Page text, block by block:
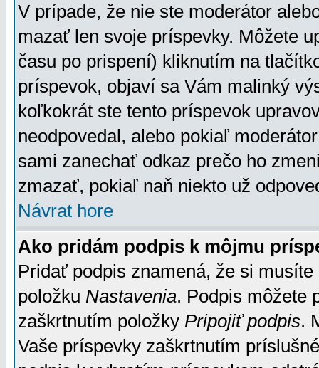
V prípade, že nie ste moderátor
mazať len svoje príspevky. Môžete
času po prispení) kliknutím na
príspevok, objaví sa Vám malinký
koľkokrát ste tento príspevok
neodpovedal, alebo pokiaľ
sami zanechať odkaz prečo ho
zmazať, pokiaľ naň niekto už
Návrat hore
Ako pridám podpis k môjmu
Pridať podpis znamená, že si
položku Nastavenia. Podpis môžete
zaškrtnutím položky Pripojiť podpis.
Vaše príspevky zaškrtnutím